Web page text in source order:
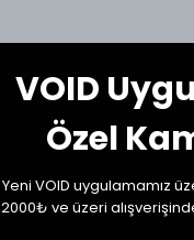
VOID
Özel
Yeni VOID uygulamamız
2000₺ ve üzeri